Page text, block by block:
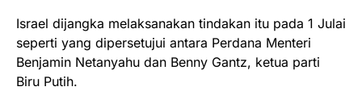
Israel dijangka melaksanakan tindakan itu pada 1 Julai
seperti yang dipersetujui antara Perdana Menteri
Benjamin Netanyahu dan Benny Gantz, ketua parti
Biru Putih.